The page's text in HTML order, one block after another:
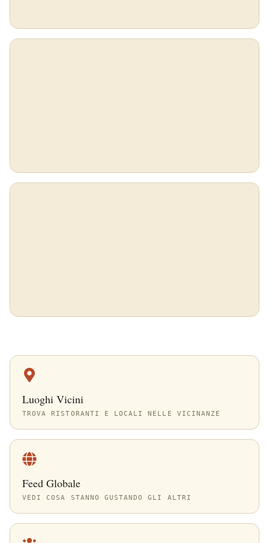
Luoghi Vicini
TROVA RISTORANTI E LOCALI NELLE VICINANZE
Feed Globale
VEDI COSA STANNO GUSTANDO GLI ALTRI